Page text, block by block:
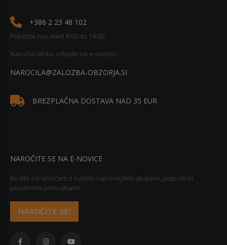
+386 2 23 48 102
Pokličite nas med 8:00 do 14:00.
Naročilo lahko oddate na e-naslov:
NAROCILA@ZALOZBA-OBZORJA.SI
BREZPLAČNA DOSTAVA NAD 35 EUR
NAROČITE SE NA E-NOVICE
Bodite na tekočem z našimi najnovejšimi akcijami, popusti in
posebnimi ponudbami.
NAROČITE SE!